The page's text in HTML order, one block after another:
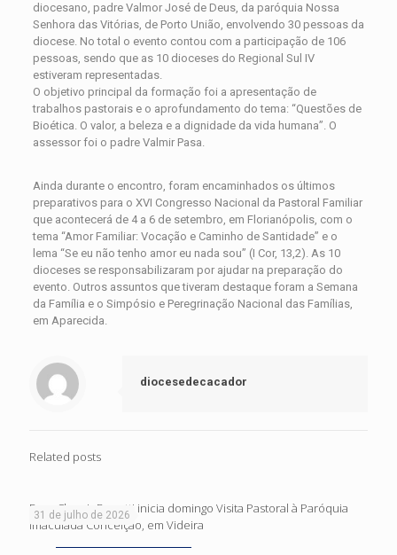
diocesano, padre Valmor José de Deus, da paróquia Nossa
Senhora das Vitórias, de Porto União, envolvendo 30 pessoas da
diocese. No total o evento contou com a participação de 106
pessoas, sendo que as 10 dioceses do Regional Sul IV
estiveram representadas.
O objetivo principal da formação foi a apresentação de
trabalhos pastorais e o aprofundamento do tema: “Questões de
Bioética. O valor, a beleza e a dignidade da vida humana”. O
assessor foi o padre Valmir Pasa.
Ainda durante o encontro, foram encaminhados os últimos
preparativos para o XVI Congresso Nacional da Pastoral Familiar
que acontecerá de 4 a 6 de setembro, em Florianópolis, com o
tema “Amor Familiar: Vocação e Caminho de Santidade” e o
lema “Se eu não tenho amor eu nada sou” (I Cor, 13,2). As 10
dioceses se responsabilizaram por ajudar na preparação do
evento. Outros assuntos que tiveram destaque foram a Semana
da Família e o Simpósio e Peregrinação Nacional das Famílias,
em Aparecida.
diocesedecacador
Related posts
31 de julho de 2026
Dom Cleocir Bonetti inicia domingo Visita Pastoral à Paróquia
Imaculada Conceição, em Videira